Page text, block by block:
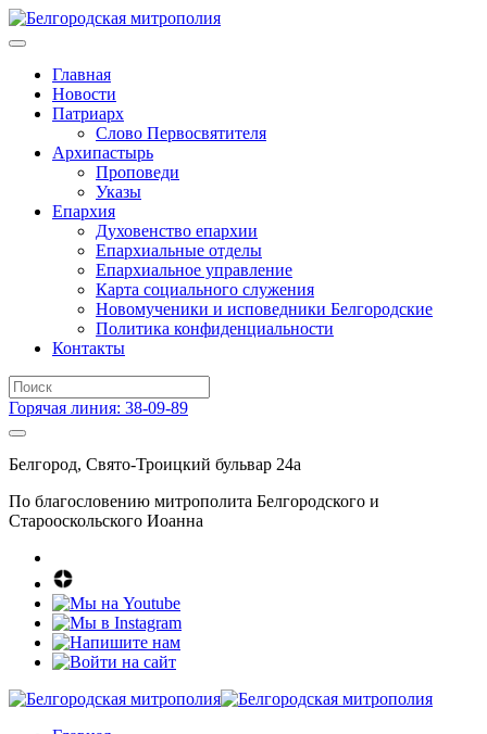
Главная
Новости
Патриарх
Слово Первосвятителя
Архипастырь
Проповеди
Указы
Епархия
Духовенство епархии
Епархиальные отделы
Епархиальное управление
Карта социального служения
Новомученики и исповедники Белгородские
Политика конфиденциальности
Контакты
Горячая линия: 38-09-89
Белгород, Свято-Троицкий бульвар 24а
По благословению митрополита Белгородского и
Старооскольского Иоанна